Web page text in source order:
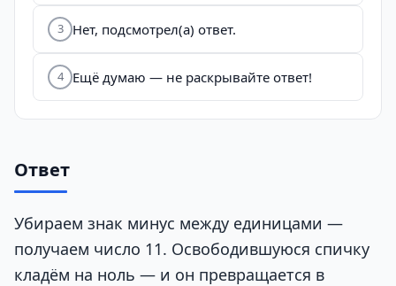
3 Нет, подсмотрел(а) ответ.
4 Ещё думаю — не раскрывайте ответ!
Ответ
Убираем знак минус между единицами —
получаем число 11. Освободившуюся спичку
кладём на ноль — и он превращается в